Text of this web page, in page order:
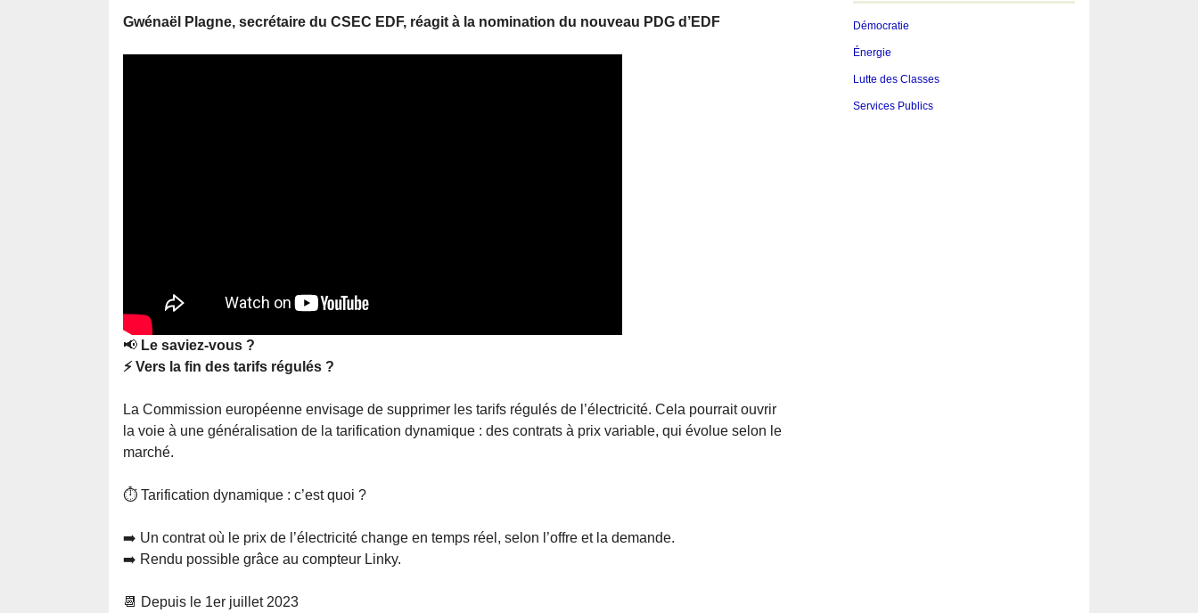
Gwénaël Plagne, secrétaire du CSEC EDF, réagit à la nomination du nouveau PDG d’EDF
📢 Le saviez-vous ?
⚡ Vers la fin des tarifs régulés ?
La Commission européenne envisage de supprimer les tarifs régulés de l’électricité. Cela pourrait ouvrir
la voie à une généralisation de la tarification dynamique : des contrats à prix variable, qui évolue selon le
marché.
⏱️ Tarification dynamique : c’est quoi ?
➡️ Un contrat où le prix de l’électricité change en temps réel, selon l’offre et la demande.
➡️ Rendu possible grâce au compteur Linky.
📆 Depuis le 1er juillet 2023
Démocratie
Énergie
Lutte des Classes
Services Publics